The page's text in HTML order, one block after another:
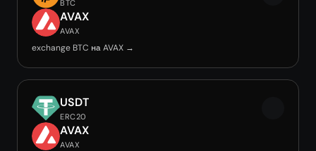
BTC
AVAX
AVAX
exchange BTC на AVAX →
USDT
ERC20
AVAX
AVAX